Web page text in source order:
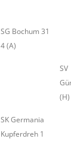
SG Bochum 31
4 (A)
SV
(H)
SK Germania
Kupferdreh 1